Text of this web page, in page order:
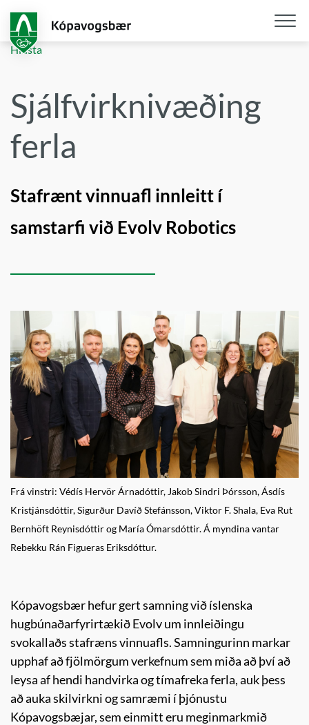
aðalefni
Hlusta
Sjálfvirknivæðing
ferla
Stafrænt vinnuafl innleitt í
samstarfi við Evolv Robotics
Frá vinstri: Védís Hervör Árnadóttir, Jakob Sindri Þórsson, Ásdís
Kristjánsdóttir, Sigurður Davíð Stefánsson, Viktor F. Shala, Eva Rut
Bernhöft Reynisdóttir og María Ómarsdóttir. Á myndina vantar
Rebekku Rán Figueras Eriksdóttur.
Kópavogsbær hefur gert samning við íslenska
hugbúnaðarfyrirtækið Evolv um innleiðingu
svokallaðs stafræns vinnuafls. Samningurinn markar
upphaf að fjölmörgum verkefnum sem miða að því að
leysa af hendi handvirka og tímafreka ferla, auk þess
að auka skilvirkni og samræmi í þjónustu
Kópavogsbæjar, sem einmitt eru meginmarkmið
Opna